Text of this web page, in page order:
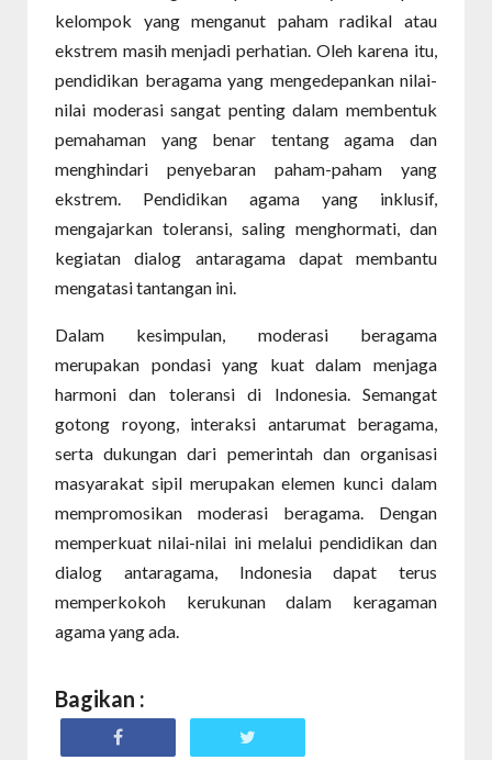
kelompok yang menganut paham radikal atau
ekstrem masih menjadi perhatian. Oleh karena itu,
pendidikan beragama yang mengedepankan nilai-
nilai moderasi sangat penting dalam membentuk
pemahaman yang benar tentang agama dan
menghindari penyebaran paham-paham yang
ekstrem. Pendidikan agama yang inklusif,
mengajarkan toleransi, saling menghormati, dan
kegiatan dialog antaragama dapat membantu
mengatasi tantangan ini.
Dalam kesimpulan, moderasi beragama
merupakan pondasi yang kuat dalam menjaga
harmoni dan toleransi di Indonesia. Semangat
gotong royong, interaksi antarumat beragama,
serta dukungan dari pemerintah dan organisasi
masyarakat sipil merupakan elemen kunci dalam
mempromosikan moderasi beragama. Dengan
memperkuat nilai-nilai ini melalui pendidikan dan
dialog antaragama, Indonesia dapat terus
memperkokoh kerukunan dalam keragaman
agama yang ada.
Bagikan :